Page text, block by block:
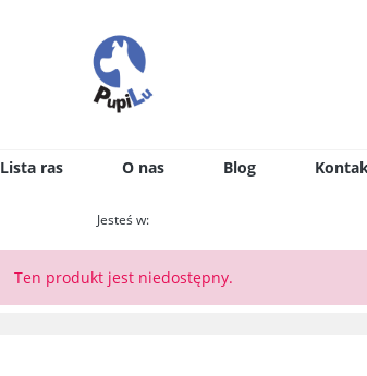
Lista ras O nas Blog
Jesteś w:
Ten produkt jest niedostępny.